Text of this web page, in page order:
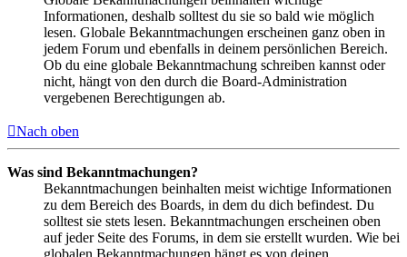
Informationen, deshalb solltest du sie so bald wie möglich
lesen. Globale Bekanntmachungen erscheinen ganz oben in
jedem Forum und ebenfalls in deinem persönlichen Bereich.
Ob du eine globale Bekanntmachung schreiben kannst oder
nicht, hängt von den durch die Board-Administration
vergebenen Berechtigungen ab.
Nach oben
Was sind Bekanntmachungen?
Bekanntmachungen beinhalten meist wichtige Informationen
zu dem Bereich des Boards, in dem du dich befindest. Du
solltest sie stets lesen. Bekanntmachungen erscheinen oben
auf jeder Seite des Forums, in dem sie erstellt wurden. Wie bei
globalen Bekanntmachungen hängt es von deinen